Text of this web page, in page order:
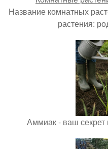
Название комнатных
растения:
Аммиак - ваш секрет